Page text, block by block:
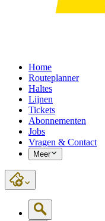
Home
Routeplanner
Haltes
Lijnen
Tickets
Abonnementen
Jobs
Vragen & Contact
Meer